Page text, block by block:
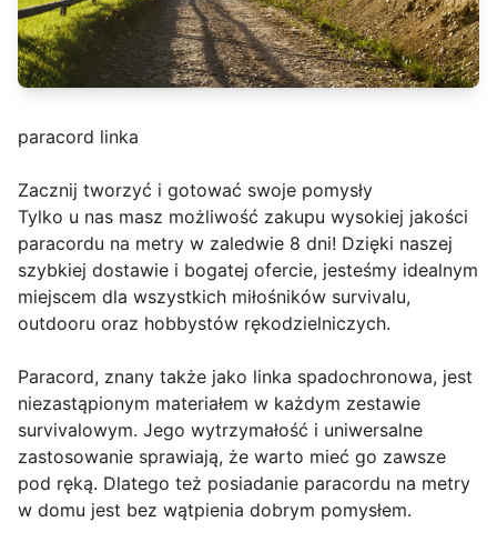
paracord linka
Zacznij tworzyć i gotować swoje pomysły
Tylko u nas masz możliwość zakupu wysokiej jakości
paracordu na metry w zaledwie 8 dni! Dzięki naszej
szybkiej dostawie i bogatej ofercie, jesteśmy idealnym
miejscem dla wszystkich miłośników survivalu,
outdooru oraz hobbystów rękodzielniczych.
Paracord, znany także jako linka spadochronowa, jest
niezastąpionym materiałem w każdym zestawie
survivalowym. Jego wytrzymałość i uniwersalne
zastosowanie sprawiają, że warto mieć go zawsze
pod ręką. Dlatego też posiadanie paracordu na metry
w domu jest bez wątpienia dobrym pomysłem.